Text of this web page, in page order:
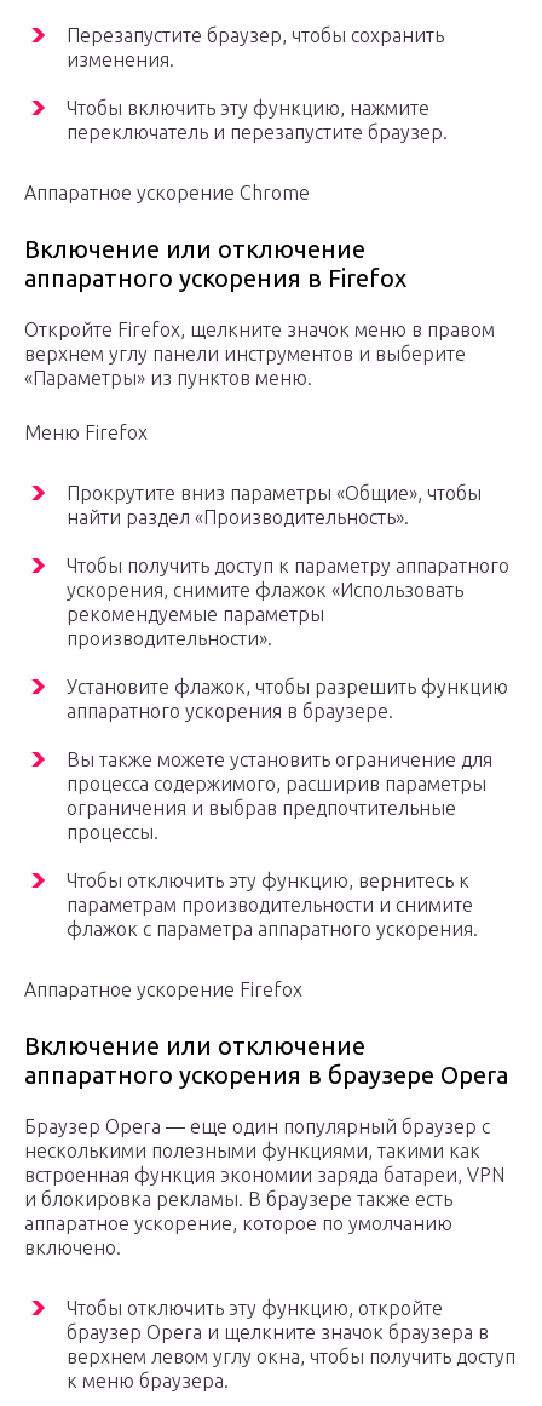
Перезапустите браузер, чтобы сохранить
изменения.
Чтобы включить эту функцию, нажмите
переключатель и перезапустите браузер.
Аппаратное ускорение Chrome
Включение или отключение
аппаратного ускорения в Firefox
Откройте Firefox, щелкните значок меню в правом
верхнем углу панели инструментов и выберите
«Параметры» из пунктов меню.
Меню Firefox
Прокрутите вниз параметры «Общие», чтобы
найти раздел «Производительность».
Чтобы получить доступ к параметру аппаратного
ускорения, снимите флажок «Использовать
рекомендуемые параметры
производительности».
Установите флажок, чтобы разрешить функцию
аппаратного ускорения в браузере.
Вы также можете установить ограничение для
процесса содержимого, расширив параметры
ограничения и выбрав предпочтительные
процессы.
Чтобы отключить эту функцию, вернитесь к
параметрам производительности и снимите
флажок с параметра аппаратного ускорения.
Аппаратное ускорение Firefox
Включение или отключение
аппаратного ускорения в браузере Opera
Браузер Opera — еще один популярный браузер с
несколькими полезными функциями, такими как
встроенная функция экономии заряда батареи, VPN
и блокировка рекламы. В браузере также есть
аппаратное ускорение, которое по умолчанию
включено.
Чтобы отключить эту функцию, откройте
браузер Opera и щелкните значок браузера в
верхнем левом углу окна, чтобы получить доступ
к меню браузера.